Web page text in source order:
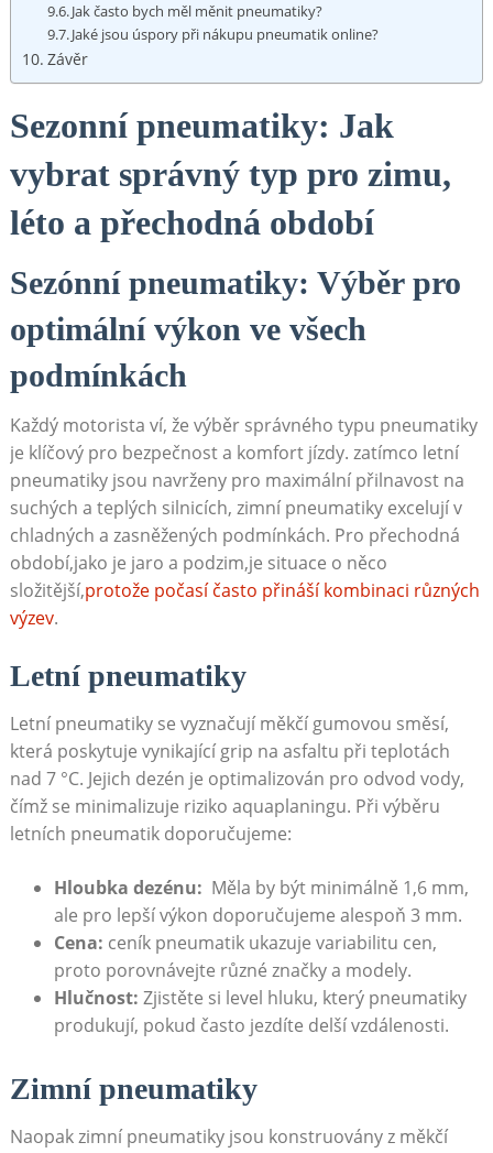
Jak často bych​ měl⁣ měnit pneumatiky?
Jaké jsou úspory ⁢při nákupu pneumatik online?
Závěr
Sezonní​ pneumatiky:⁣ Jak
vybrat správný ‌typ pro zimu,
léto ‌a přechodná období
Sezónní pneumatiky: Výběr pro
⁢optimální výkon⁤ ve​ všech ​
podmínkách
Každý motorista ví, že výběr ‍správného typu ⁢pneumatiky
je ‌klíčový pro ⁢bezpečnost ⁢a komfort jízdy. zatímco letní
pneumatiky jsou navrženy pro maximální přilnavost na‍
suchých a teplých silnicích, zimní pneumatiky excelují v
chladných ⁢a zasněžených podmínkách. Pro přechodná
období,jako je jaro a podzim,je⁣ situace o ⁢něco
složitější,protože počasí ⁢často přináší ‌kombinaci různých
výzev.
Letní pneumatiky
Letní pneumatiky se vyznačují měkčí gumovou​ směsí,
⁢která poskytuje vynikající grip na asfaltu‌ při​ teplotách
nad‌ 7 °C. Jejich‍ dezén je optimalizován pro odvod vody,
čímž se minimalizuje riziko aquaplaningu. ⁣Při výběru
⁣letních pneumatik doporučujeme:
Hloubka dezénu: ⁣ Měla by být minimálně 1,6 mm,
ale ‌pro lepší ​výkon doporučujeme alespoň 3 mm.
Cena: ceník pneumatik ukazuje variabilitu⁤ cen,
proto‍ porovnávejte různé značky a modely.
Hlučnost: Zjistěte si level hluku, který pneumatiky
produkují, pokud často jezdíte delší vzdálenosti.
Zimní pneumatiky
Naopak zimní​ pneumatiky jsou ​konstruovány z měkčí